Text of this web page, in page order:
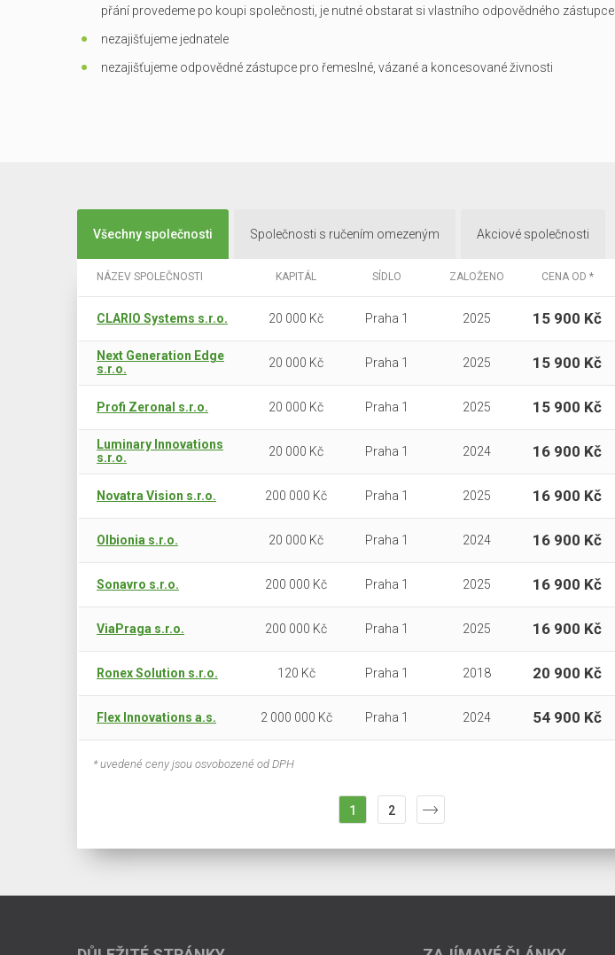
přání provedeme po koupi společnosti, je nutné obstarat si vlastního odpovědného zástupce
nezajišťujeme jednatele
nezajišťujeme odpovědné zástupce pro řemeslné, vázané a koncesované živnosti
Všechny společnosti Společnosti s ručením omezeným Akciové společnosti
NÁZEV SPOLEČNOSTI KAPITÁL SÍDLO ZALOŽENO CENA OD *
CLARIO Systems s.r.o. 20 000 Kč Praha 1 2025 15 900 Kč
Next Generation Edge
s.r.o.
20 000 Kč Praha 1 2025 15 900 Kč
Profi Zeronal s.r.o. 20 000 Kč Praha 1 2025 15 900 Kč
Luminary Innovations
s.r.o.
20 000 Kč Praha 1 2024 16 900 Kč
Novatra Vision s.r.o. 200 000 Kč Praha 1 2025 16 900 Kč
Olbionia s.r.o. 20 000 Kč Praha 1 2024 16 900 Kč
Sonavro s.r.o. 200 000 Kč Praha 1 2025 16 900 Kč
ViaPraga s.r.o. 200 000 Kč Praha 1 2025 16 900 Kč
Ronex Solution s.r.o. 120 Kč Praha 1 2018 20 900 Kč
Flex Innovations a.s. 2 000 000 Kč Praha 1 2024 54 900 Kč
* uvedené ceny jsou osvobozené od DPH
1 2